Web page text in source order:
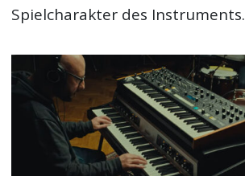
Spielcharakter des Instruments.